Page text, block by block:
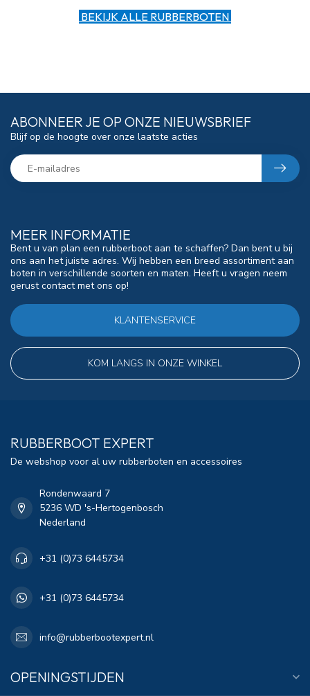
BEKIJK ALLE RUBBERBOTEN
MEER INFORMATIE
Bent u van plan een rubberboot aan te schaffen? Dan bent u bij
ons aan het juiste adres. Wij hebben een breed assortiment aan
boten in verschillende soorten en maten. Heeft u vragen neem
gerust contact met ons op!
KLANTENSERVICE
KOM LANGS IN ONZE WINKEL
ABONNEER JE OP ONZE NIEUWSBRIEF
Blijf op de hoogte over onze laatste acties
RUBBERBOOT EXPERT
De webshop voor al uw rubberboten en accessoires
Rondenwaard 7
5236 WD 's-Hertogenbosch
Nederland
+31 (0)73 6445734
+31 (0)73 6445734
info@rubberbootexpert.nl
OPENINGSTIJDEN